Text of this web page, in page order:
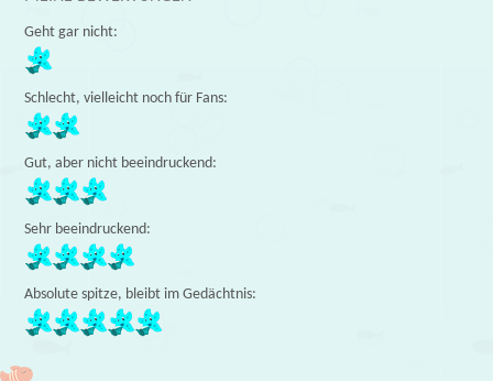
Geht gar nicht:
Schlecht, vielleicht noch für Fans:
Gut, aber nicht beeindruckend:
Sehr beeindruckend:
Absolute spitze, bleibt im Gedächtnis: